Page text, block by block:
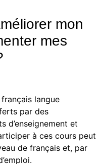
mon
mes
langue
par des
d’enseignement et
à ces cours peut
de français et, par